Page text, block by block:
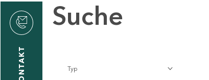
KONTAKT
Suche
Typ